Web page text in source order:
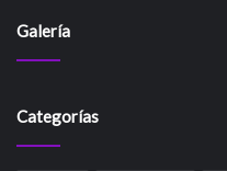
Galería
Categorías